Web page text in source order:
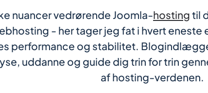
nuancer vedrørende Joomla-hostingtil
- her tager jeg fat i hvert eneste
performance og stabilitet.
uddanne og guide dig trin for trin
af hosting-verdenen.